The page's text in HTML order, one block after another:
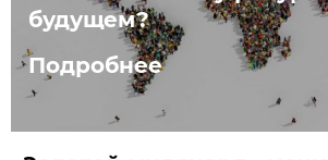
будущем?
Подробнее